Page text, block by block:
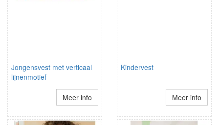
Jongensvest met verticaal
lijnenmotief
Meer info
Kindervest
Meer info